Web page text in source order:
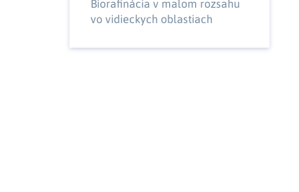
Biorafinácia v malom rozsahu
vo vidieckych oblastiach